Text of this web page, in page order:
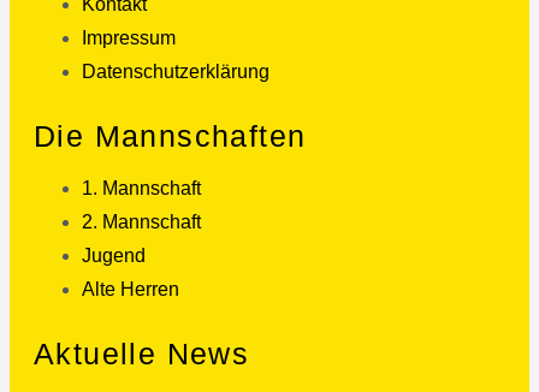
Impressum
Datenschutzerklärung
Die Mannschaften
1. Mannschaft
2. Mannschaft
Jugend
Alte Herren
Aktuelle News